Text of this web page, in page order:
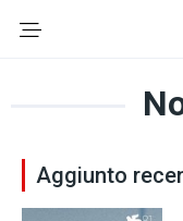
Aggiunto